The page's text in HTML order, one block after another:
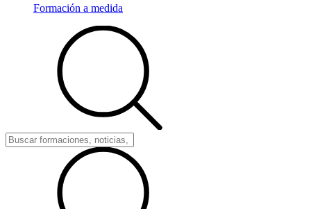
Formación a medida